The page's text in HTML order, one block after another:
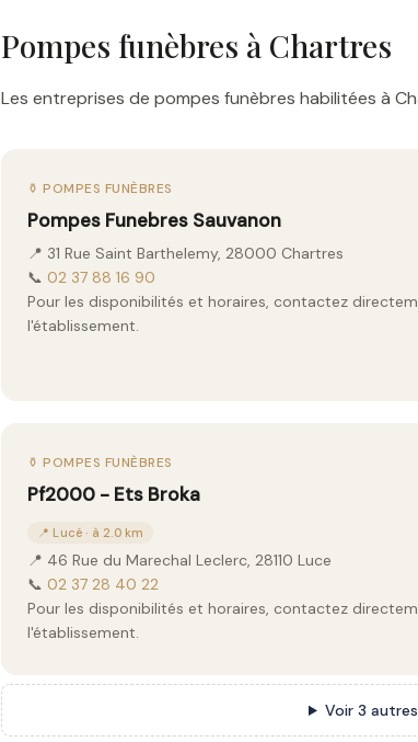
Pompes funèbres à Chartres
Les entreprises de pompes funèbres habilitées à
⚱️ POMPES FUNÈBRES
Pompes Funebres Sauvanon
📍 31 Rue Saint Barthelemy, 28000 Chartres
📞 02 37 88 16 90
Pour les disponibilités et horaires, contactez
l'établissement.
⚱️ POMPES FUNÈBRES
Pf2000 - Ets Broka
📍 Lucé · à 2.0 km
📍 46 Rue du Marechal Leclerc, 28110 Luce
📞 02 37 28 40 22
Pour les disponibilités et horaires, contactez
l'établissement.
Voir 3